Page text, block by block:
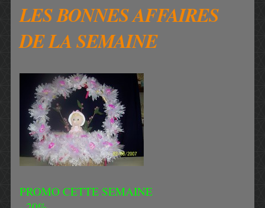
LES BONNES AFFAIRES
DE LA SEMAINE
PROMO CETTE SEMAINE